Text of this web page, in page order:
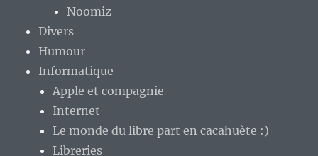
Noomiz
Divers
Humour
Informatique
Apple et compagnie
Internet
Le monde du libre part en cacahuète :)
Libreries